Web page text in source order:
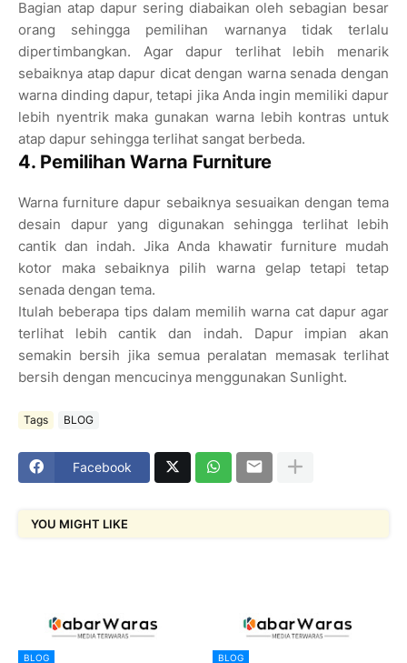
Bagian atap dapur sering diabaikan oleh sebagian besar
orang sehingga pemilihan warnanya tidak terlalu
dipertimbangkan. Agar dapur terlihat lebih menarik
sebaiknya atap dapur dicat dengan warna senada dengan
warna dinding dapur, tetapi jika Anda ingin memiliki dapur
lebih nyentrik maka gunakan warna lebih kontras untuk
atap dapur sehingga terlihat sangat berbeda.
4. Pemilihan Warna Furniture
Warna furniture dapur sebaiknya sesuaikan dengan tema
desain dapur yang digunakan sehingga terlihat lebih
cantik dan indah. Jika Anda khawatir furniture mudah
kotor maka sebaiknya pilih warna gelap tetapi tetap
senada dengan tema.
Itulah beberapa tips dalam memilih warna cat dapur agar
terlihat lebih cantik dan indah. Dapur impian akan
semakin bersih jika semua peralatan memasak terlihat
bersih dengan mencucinya menggunakan Sunlight.
Tags BLOG
Facebook
YOU MIGHT LIKE
BLOG BLOG